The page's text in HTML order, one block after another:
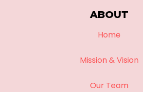
ABOUT
Home
Mission & Vision
Our Team